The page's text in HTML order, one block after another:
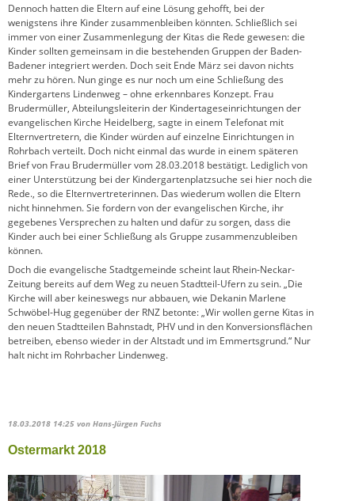
Dennoch hatten die Eltern auf eine Lösung gehofft, bei der
wenigstens ihre Kinder zusammenbleiben könnten. Schließlich sei
immer von einer Zusammenlegung der Kitas die Rede gewesen: die
Kinder sollten gemeinsam in die bestehenden Gruppen der Baden-
Badener integriert werden. Doch seit Ende März sei davon nichts
mehr zu hören. Nun ginge es nur noch um eine Schließung des
Kindergartens Lindenweg – ohne erkennbares Konzept. Frau
Brudermüller, Abteilungsleiterin der Kindertageseinrichtungen der
evangelischen Kirche Heidelberg, sagte in einem Telefonat mit
Elternvertretern, die Kinder würden auf einzelne Einrichtungen in
Rohrbach verteilt. Doch nicht einmal das wurde in einem späteren
Brief von Frau Brudermüller vom 28.03.2018 bestätigt. Lediglich von
einer Unterstützung bei der Kindergartenplatzsuche sei hier noch die
Rede., so die Elternvertreterinnen. Das wiederum wollen die Eltern
nicht hinnehmen. Sie fordern von der evangelischen Kirche, ihr
gegebenes Versprechen zu halten und dafür zu sorgen, dass die
Kinder auch bei einer Schließung als Gruppe zusammenzubleiben
können.
Doch die evangelische Stadtgemeinde scheint laut Rhein-Neckar-
Zeitung bereits auf dem Weg zu neuen Stadtteil-Ufern zu sein. „Die
Kirche will aber keineswegs nur abbauen, wie Dekanin Marlene
Schwöbel-Hug gegenüber der RNZ betonte: „Wir wollen gerne Kitas in
den neuen Stadtteilen Bahnstadt, PHV und in den Konversionsflächen
betreiben, ebenso wieder in der Altstadt und im Emmertsgrund.“ Nur
halt nicht im Rohrbacher Lindenweg.
18.03.2018 14:25 von Hans-Jürgen Fuchs
Ostermarkt 2018